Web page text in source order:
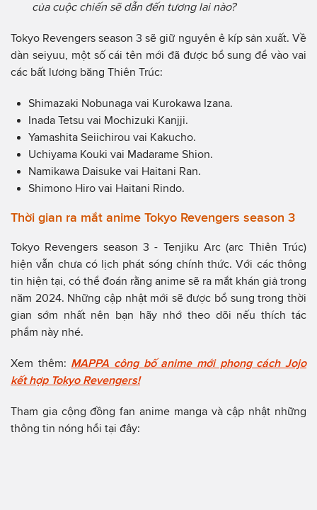
của cuộc chiến sẽ dẫn đến tương lai nào?
Tokyo Revengers season 3 sẽ giữ nguyên ê kíp sản xuất. Về
dàn seiyuu, một số cái tên mới đã được bổ sung để vào vai
các bất lương băng Thiên Trúc:
Shimazaki Nobunaga vai Kurokawa Izana.
Inada Tetsu vai Mochizuki Kanjji.
Yamashita Seiichirou vai Kakucho.
Uchiyama Kouki vai Madarame Shion.
Namikawa Daisuke vai Haitani Ran.
Shimono Hiro vai Haitani Rindo.
Thời gian ra mắt anime Tokyo Revengers season 3
Tokyo Revengers season 3 - Tenjiku Arc (arc Thiên Trúc)
hiện vẫn chưa có lịch phát sóng chính thức. Với các thông
tin hiện tại, có thể đoán rằng anime sẽ ra mắt khán giả trong
năm 2024. Những cập nhật mới sẽ được bổ sung trong thời
gian sớm nhất nên bạn hãy nhớ theo dõi nếu thích tác
phẩm này nhé.
Xem thêm: MAPPA công bố anime mới phong cách Jojo
kết hợp Tokyo Revengers!
Tham gia cộng đồng fan anime manga và cập nhật những
thông tin nóng hổi tại đây: